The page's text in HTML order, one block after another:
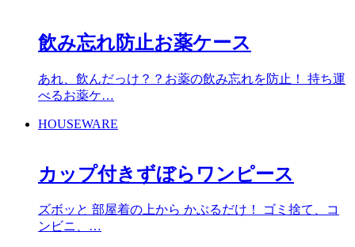
飲み忘れ防止お薬ケース
あれ、飲んだっけ？？お薬の飲み忘れを防止！ 持ち運
べるお薬ケ…
HOUSEWARE
カップ付きずぼらワンピース
ズボッと 部屋着の上から かぶるだけ！ ゴミ捨て、コ
ンビニ、…